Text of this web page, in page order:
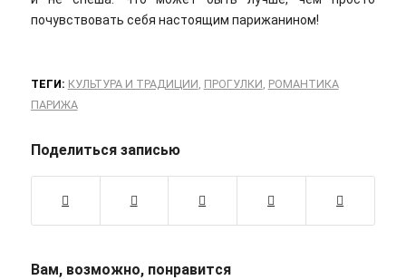
почувствовать себя настоящим парижанином!
ТЕГИ: КУЛЬТУРА И ТРАДИЦИИ, ПРОГУЛКИ, РОМАНТИКА
ПАРИЖА
Поделиться записью
Вам, возможно, понравится